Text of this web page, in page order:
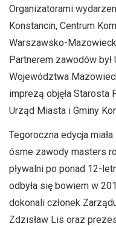
Organizatorami
Konstancin, Centrum
Warszawsko-
Partnerem zawodów
Województwa
imprezą objęła Starosta
Urząd Miasta i Gminy
Tegoroczna edycja
ósme zawody masters
pływalni po ponad 12-
odbyła się bowiem w
dokonali członek
Zdzisław Lis oraz